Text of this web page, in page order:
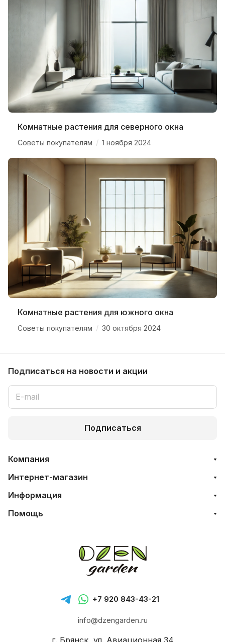
Комнатные растения для северного окна
Советы покупателям / 1 ноября 2024
Комнатные растения для южного окна
Советы покупателям / 30 октября 2024
Подписаться на новости и акции
Подписаться
Компания
Интернет-магазин
Информация
Помощь
+7 920 843-43-21
info@dzengarden.ru
г. Брянск, ул. Авиационная 34